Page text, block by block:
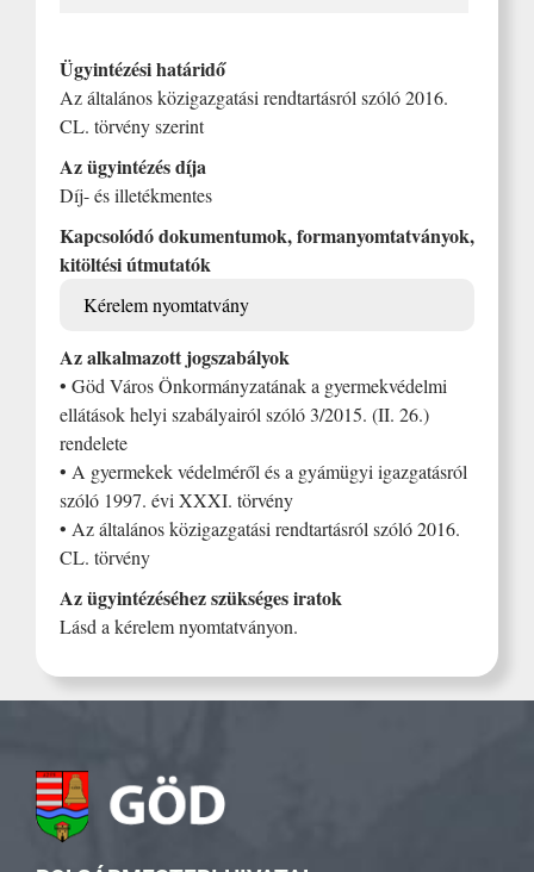
Ügyintézési határidő
Az általános közigazgatási rendtartásról szóló 2016.
CL. törvény szerint
Az ügyintézés díja
Díj- és illetékmentes
Kapcsolódó dokumentumok, formanyomtatványok,
kitöltési útmutatók
Kérelem nyomtatvány
Az alkalmazott jogszabályok
• Göd Város Önkormányzatának a gyermekvédelmi
ellátások helyi szabályairól szóló 3/2015. (II. 26.)
rendelete
• A gyermekek védelméről és a gyámügyi igazgatásról
szóló 1997. évi XXXI. törvény
• Az általános közigazgatási rendtartásról szóló 2016.
CL. törvény
Az ügyintézéséhez szükséges iratok
Lásd a kérelem nyomtatványon.